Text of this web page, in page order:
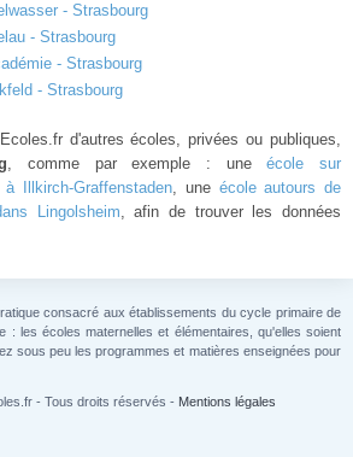
- Strasbourg
- Strasbourg
- Strasbourg
- Strasbourg
d'autres écoles, privées ou publiques,
, comme par exemple : uneécole sur
à Illkirch-Graffenstaden, une école autours de
Lingolsheim, afin de trouver les données
consacré aux établissements du cycle primaire de
: les écoles maternelles et élémentaires, qu'elles soient
sous peu les programmes et matières enseignées pour
- Tous droits réservés - Mentions légales